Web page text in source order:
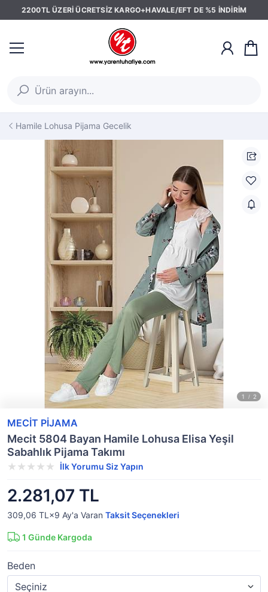
2200TL ÜZERİ ÜCRETSİZ KARGO+HAVALE/EFT DE %5 İNDİRİM
Hamile Lohusa Pijama Gecelik
MECİT PİJAMA
Mecit 5804 Bayan Hamile Lohusa Elisa Yeşil
Sabahlık Pijama Takımı
İlk Yorumu Siz Yapın
2.281,07 TL
309,06 TL×9 Ay'a Varan Taksit Seçenekleri
1 Günde Kargoda
Beden